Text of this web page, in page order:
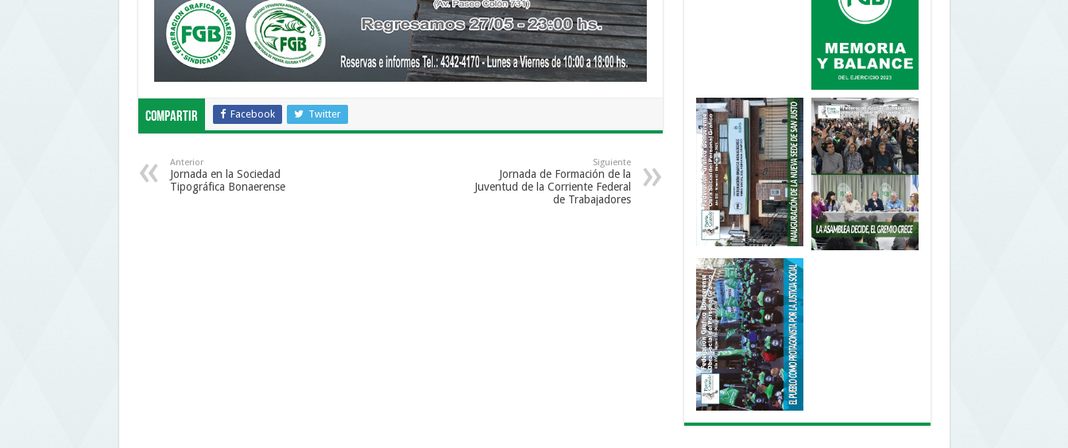
Compartir Facebook Twitter
Anterior
Jornada en la Sociedad
Tipográfica Bonaerense
Siguiente
Jornada de Formación de la
Juventud de la Corriente Federal
de Trabajadores